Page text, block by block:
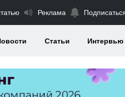
Реклама
Статьи Интервью